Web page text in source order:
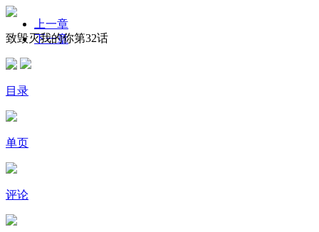
致毁灭我的你第32话
上一章
下一章
目录
单页
评论